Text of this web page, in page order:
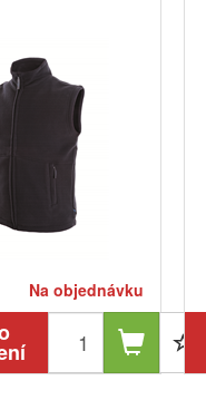
Na objednávku